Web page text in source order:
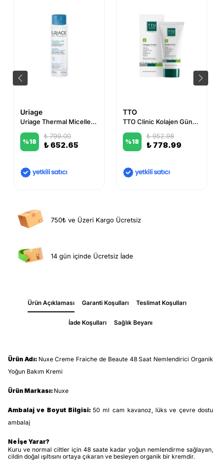
Uriage
Uriage Thermal Miceller Water PNS 250ml - Normal ve Kuru Ciltler
%18
₺ 799.00
₺ 652.65
TTO
TTO Clinic Kolajen Gündüz Bakım Kremi 50 ml
%18
₺ 952.98
₺ 778.99
750₺ ve Üzeri Kargo Ücretsiz
14 gün içinde Ücretsiz İade
Ürün Açıklaması Garanti Koşulları Teslimat Koşulları
İade Koşulları Sağlık Beyanı
Ürün Adı: Nuxe Creme Fraiche de Beaute 48 Saat Nemlendirici Organik
Yoğun Bakım Kremi
Ürün Markası: Nuxe
Ambalaj ve Boyut Bilgisi:50 ml cam kavanoz, lüks ve çevre dostu
ambalaj
Ne İşe Yarar?
Kuru ve normal ciltler için 48 saate kadar yoğun nemlendirme sağlayan,
cildin doğal ışıltısını ortaya çıkaran ve besleyen organik bir kremdir.